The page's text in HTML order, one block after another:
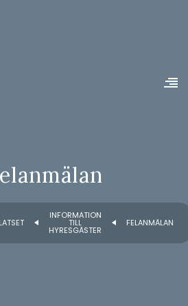
INFORMATION
TILL
HYRESGÄSTER
FELANMÄLAN